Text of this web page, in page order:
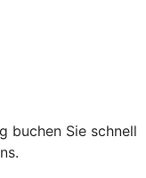
buchen Sie schnell